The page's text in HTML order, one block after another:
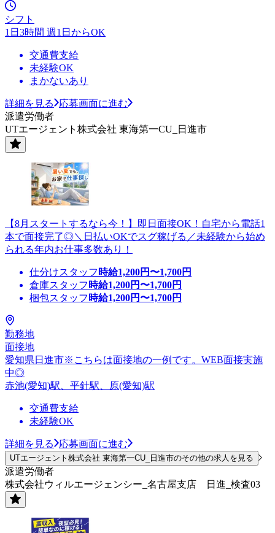
シフト
1日3時間 週1日からOK
交通費支給
未経験OK
まかないあり
詳細を見る
応募画面に進む
派遣労働者
UTエージェント株式会社 東海第一CU_日進市
【8月スタートするなら今！】即日面接OK！自宅から電話1
本で面接完了◎＼日払いOKでスグ稼げる／未経験から始め
られる年内お仕事多数あり！
仕分けスタッフ 時給1,200円〜1,700円
倉庫スタッフ 時給1,200円〜1,700円
梱包スタッフ 時給1,200円〜1,700円
勤務地
面接地
愛知県日進市※こちらは面接地の一例です。WEB面接実施
中◎
赤池(愛知)駅、平針駅、原(愛知)駅
交通費支給
未経験OK
詳細を見る 応募画面に進む
UTエージェント株式会社 東海第一CU_日進市のその他の求人を見る
派遣労働者
株式会社ウィルエージェンシー_名古屋支店 日進_検査03